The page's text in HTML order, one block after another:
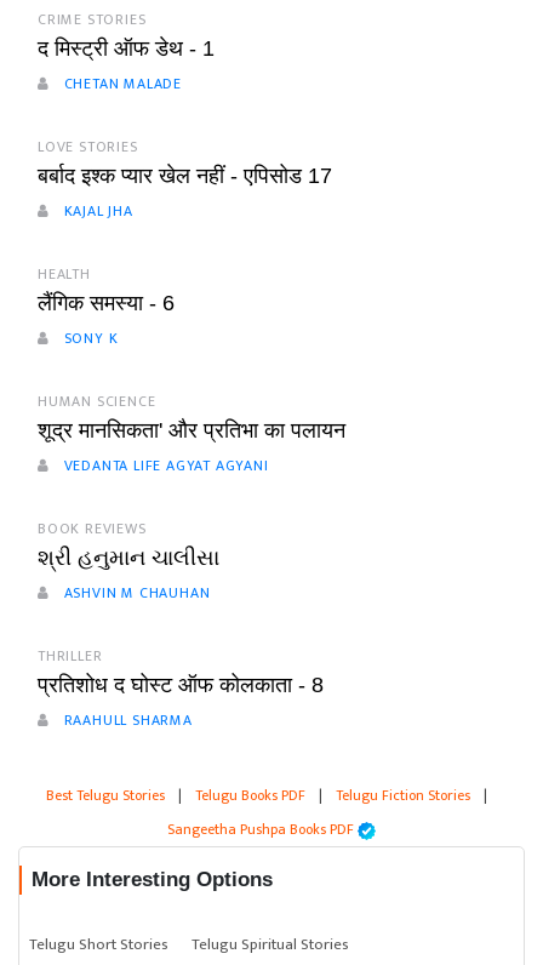
CRIME STORIES
द मिस्ट्री ऑफ डेथ - 1
CHETAN MALADE
LOVE STORIES
बर्बाद इश्क प्यार खेल नहीं - एपिसोड 17
KAJAL JHA
HEALTH
लैंगिक समस्या - 6
SONY K
HUMAN SCIENCE
शूद्र मानसिकता' और प्रतिभा का पलायन
VEDANTA LIFE AGYAT AGYANI
BOOK REVIEWS
શ્રી હનુમાન ચાલીસા
ASHVIN M CHAUHAN
THRILLER
प्रतिशोध द घोस्ट ऑफ कोलकाता - 8
RAAHULL SHARMA
Best Telugu Stories | Telugu Books PDF | Telugu Fiction Stories |
Sangeetha Pushpa Books PDF
More Interesting Options
Telugu Short Stories
Telugu Spiritual Stories